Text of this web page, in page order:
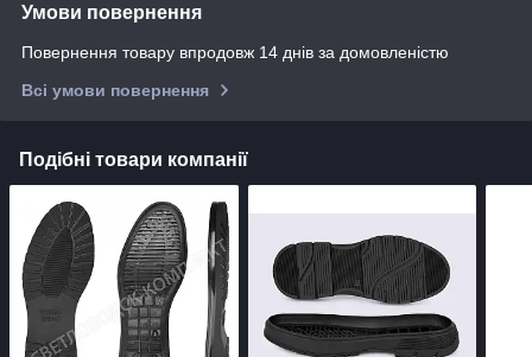
Умови повернення
Повернення товару впродовж 14 днів за домовленістю
Всі умови повернення
Подібні товари компанії